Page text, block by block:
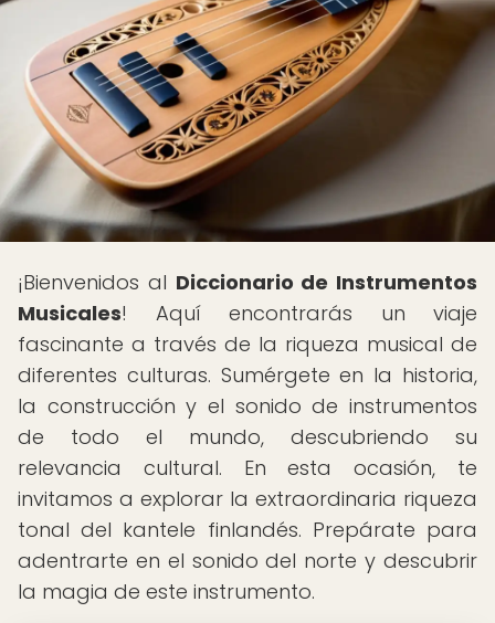
¡Bienvenidos al Diccionario de Instrumentos
Musicales! Aquí encontrarás un viaje
fascinante a través de la riqueza musical de
diferentes culturas. Sumérgete en la historia,
la construcción y el sonido de instrumentos
de todo el mundo, descubriendo su
relevancia cultural. En esta ocasión, te
invitamos a explorar la extraordinaria riqueza
tonal del kantele finlandés. Prepárate para
adentrarte en el sonido del norte y descubrir
la magia de este instrumento.